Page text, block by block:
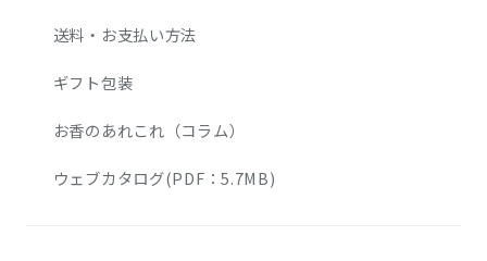
送料・お支払い方法
ギフト包装
お香のあれこれ（コラム）
ウェブカタログ(PDF：5.7MB)